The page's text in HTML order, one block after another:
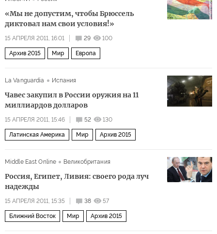
«Мы не допустим, чтобы Брюссель
диктовал нам свои условия!»
15 АПРЕЛЯ 2011, 16:01 29 100
Архив 2015 Мир Европа
La Vanguardia Испания
Чавес закупил в России оружия на 11
миллиардов долларов
15 АПРЕЛЯ 2011, 15:46 52 130
Латинская Америка Мир Архив 2015
Middle East Online Великобритания
Россия, Египет, Ливия: своего рода луч
надежды
15 АПРЕЛЯ 2011, 15:35 38 57
Ближний Восток Мир Архив 2015